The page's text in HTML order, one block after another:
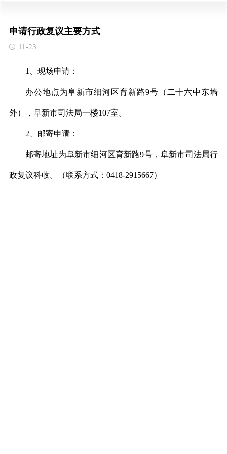
申请行政复议主要方式
11-23
1、现场申请：
办公地点为阜新市细河区育新路9号（二十六中东墙
外），阜新市司法局一楼107室。
2、邮寄申请：
邮寄地址为阜新市细河区育新路9号，阜新市司法局行
政复议科收。（联系方式：0418-2915667）